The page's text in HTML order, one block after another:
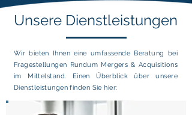
Unsere Dienstleistungen
Wir bieten Ihnen eine umfassende Beratung bei
Fragestellungen Rundum Mergers & Acquisitions
im Mittelstand. Einen Überblick über unsere
Dienstleistungen finden Sie hier: